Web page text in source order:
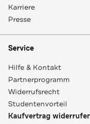
Karriere
Presse
Service
Hilfe & Kontakt
Partnerprogramm
Widerrufsrecht
Studentenvorteil
Kaufvertrag